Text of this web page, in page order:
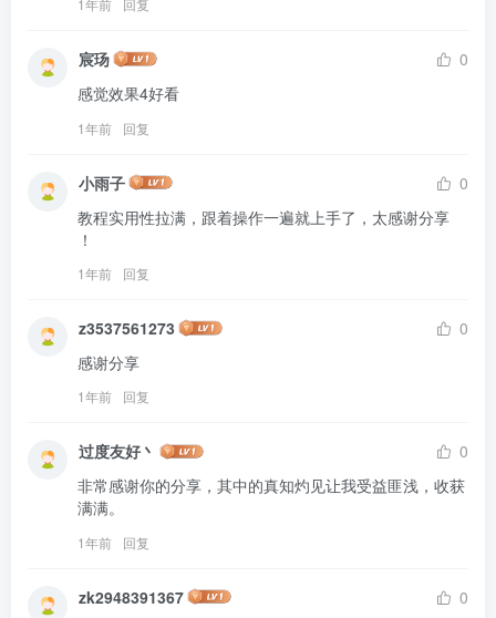
1年前 回复
宸玚
0
感觉效果4好看
1年前 回复
小雨子
0
教程实用性拉满，跟着操作一遍就上手了，太感谢分享
！
1年前 回复
z3537561273
0
感谢分享
1年前 回复
过度友好丶
0
非常感谢你的分享，其中的真知灼见让我受益匪浅，收获
满满。
1年前 回复
zk2948391367
0